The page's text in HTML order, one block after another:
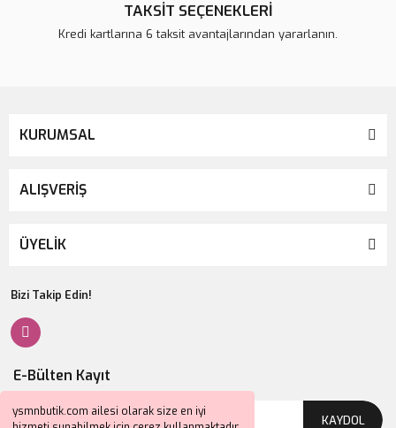
ysmnbutik.com ailesi olarak size en iyi
TAKSİT SEÇENEKLERİ
Kredi kartlarına 6 taksit avantajlarından yararlanın.
KURUMSAL
ALIŞVERİŞ
ÜYELİK
Bizi Takip Edin!
E-Bülten Kayıt
KAYDOL